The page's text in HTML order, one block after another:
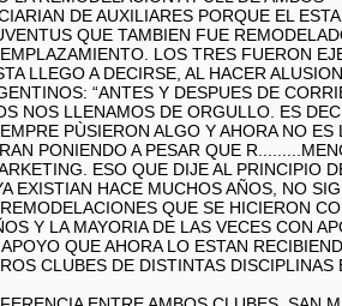
DE AUXILIARES PORQUE EL
QUE TAMBIEN FUE
LOS TRES FUERON
LLEGO A DECIRSE, AL HACER
“ANTES Y DESPUES DE
NOS LLENAMOS DE ORGULLO. ES
PÙSIERON ALGO Y AHORA NO ES
PONIENDO A PESAR QUE
ESO QUE DIJE AL PRINCIPIO
EXISTIAN HACE MUCHOS AÑOS, NO
QUE SE HICIERON
Y LA MAYORIA DE LAS VECES CON
QUE AHORA LO ESTAN
CLUBES DE DISTINTAS DISCIPLINAS